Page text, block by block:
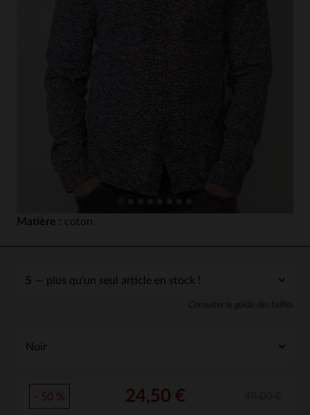
Matière : coton
Consulter le guide des tailles
- 50 % 24,50 €